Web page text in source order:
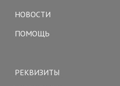
НОВОСТИ
ПОМОЩЬ
РЕКВИЗИТЫ